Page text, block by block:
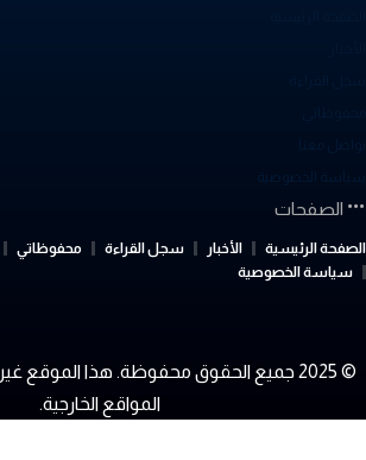
الخصوصية
الصفحات
الرئيسية الأخبار سجل القراءة محفوظاتي
سياسة الخصوصية
© 2025 جميع الحقوق محفوظة. هذا
المواقع الخارجية.